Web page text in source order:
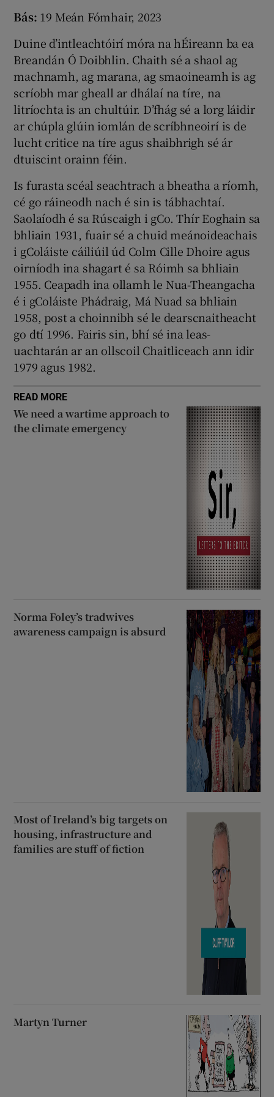
Bás: 19 Meán Fómhair, 2023
Duine d’intleachtóirí móra na hÉireann ba ea
Breandán Ó Doibhlin. Chaith sé a shaol ag
machnamh, ag marana, ag smaoineamh is ag
scríobh mar gheall ar dhálaí na tíre, na
litríochta is an chultúir. D’fhág sé a lorg láidir
ar chúpla glúin iomlán de scríbhneoirí is de
lucht critice na tíre agus shaibhrigh sé ár
dtuiscint orainn féin.
Is furasta scéal seachtrach a bheatha a ríomh,
cé go ráineodh nach é sin is tábhachtaí.
Saolaíodh é sa Rúscaigh i gCo. Thír Eoghain sa
bhliain 1931, fuair sé a chuid meánoideachais
i gColáiste cáiliúil úd Colm Cille Dhoire agus
oirníodh ina shagart é sa Róimh sa bhliain
1955. Ceapadh ina ollamh le Nua-Theangacha
é i gColáiste Phádraig, Má Nuad sa bhliain
1958, post a choinnibh sé le dearscnaitheacht
go dtí 1996. Fairis sin, bhí sé ina leas-
uachtarán ar an ollscoil Chaitliceach ann idir
1979 agus 1982.
READ MORE
We need a wartime approach to
the climate emergency
Norma Foley’s tradwives
awareness campaign is absurd
Most of Ireland’s big targets on
housing, infrastructure and
families are stuff of fiction
Martyn Turner